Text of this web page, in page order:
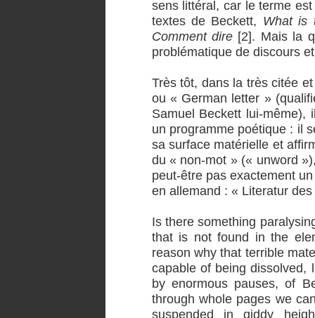
sens littéral, car le terme
textes de Beckett, What is
Comment dire[2]. Mais la
problématique de discours
Très tôt, dans la très citée
ou « German letter »
Samuel Beckett lui-
un programme poétique : il
sa surface matérielle et
du « non-mot » (« unword
peut-être pas exactement
en allemand : « Literatur
Is there something
that is not found in the
reason why that terrible
capable of being dissolved,
by enormous pauses, of
through whole pages we
suspended in giddy